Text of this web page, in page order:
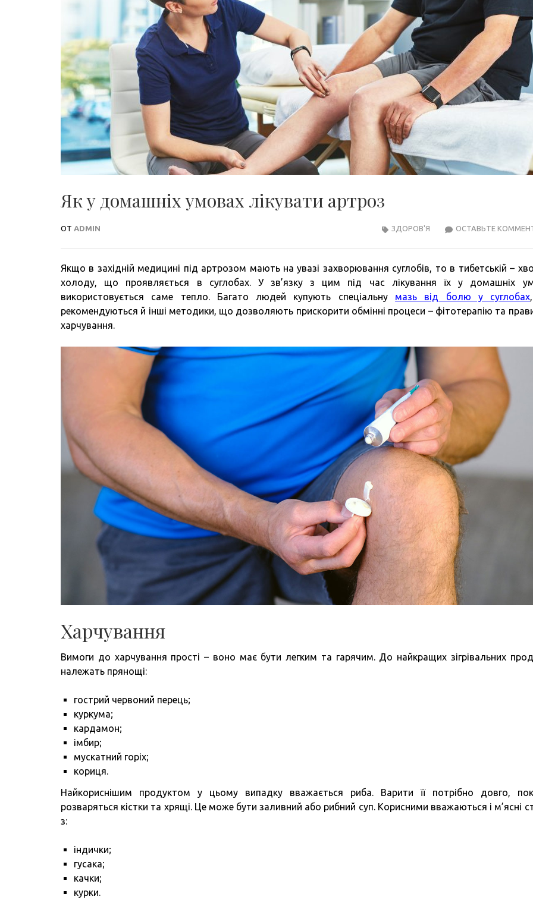
Як у домашніх умовах лікувати артроз
ОТ ADMIN ОСТАВЬТЕ
ЗДОРОВ'Я
Якщо в західній медицині під артрозом мають на увазі захворювання суглобів, то в тибетській –
холоду, що проявляється в суглобах. У зв’язку з цим під час лікування їх у домашніх
використовується саме тепло. Багато людей купують спеціальну мазь від болю у суглобах
рекомендуються й інші методики, що дозволяють прискорити обмінні процеси – фітотерапію та
харчування.
Харчування
Вимоги до харчування прості – воно має бути легким та гарячим. До найкращих зігрівальних
належать прянощі:
гострий червоний перець;
куркума;
кардамон;
імбир;
мускатний горіх;
кориця.
Найкориснішим продуктом у цьому випадку вважається риба. Варити її потрібно довго,
розваряться кістки та хрящі. Це може бути заливний або рибний суп. Корисними вважаються і м’ясні
з:
індички;
гусака;
качки;
курки.